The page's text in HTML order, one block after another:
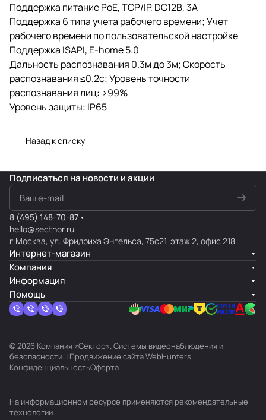
Поддержка питание PoE, TCP/IP, DC12В, 3А
Поддержка 6 типа учета рабочего времени; Учет
рабочего времени по пользовательской настройке
Поддержка ISAPI, E-home 5.0
Дальность распознавания 0.3м до 3м; Скорость
распознавания ≤0.2с; Уровень точности
распознавания лиц: >99%
Уровень защиты: IP65
Назад к списку
Подписаться на новости и акции
8 (495) 148-70-87
hello@secthor.ru
г.Москва, ул. Фридриха Энгельса, 75с21, этаж 2, офис 218
Интернет-магазин
Компания
Информация
Помощь
© 2026 Компания «Сектор». Системы видеонаблюдения и
безопасности. | Продвижение сайтаWebHunters
КонфиденциальностьОферта
На информационном ресурсе применяются рекомендательные
технологии.